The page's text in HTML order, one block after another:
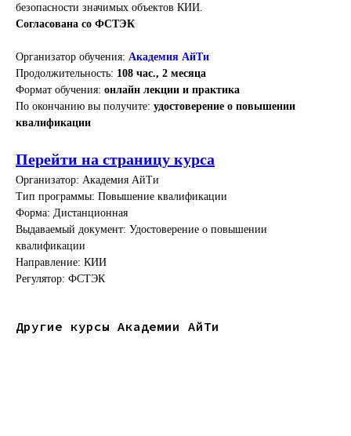
безопасности значимых объектов КИИ.
Согласована со ФСТЭК
Организатор обучения: Академия АйТи
Продолжительность: 108 час., 2 месяца
Формат обучения: онлайн лекции и практика
По окончанию вы получите: удостоверение о повышении
квалификации
Перейти на страницу курса
Организатор: Академия АйТи
Тип программы: Повышение квалификации
Форма: Дистанционная
Выдаваемый документ: Удостоверение о повышении
квалификации
Направление: КИИ
Регулятор: ФСТЭК
Другие курсы Академии АйТи